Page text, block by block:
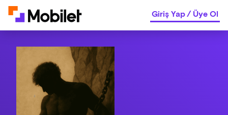
Giriş Yap/Üye Ol